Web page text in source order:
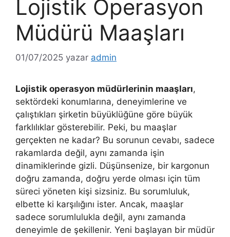
Lojistik Operasyon
Müdürü Maaşları
01/07/2025 yazar admin
Lojistik operasyon müdürlerinin maaşları,
sektördeki konumlarına, deneyimlerine ve
çalıştıkları şirketin büyüklüğüne göre büyük
farklılıklar gösterebilir. Peki, bu maaşlar
gerçekten ne kadar? Bu sorunun cevabı, sadece
rakamlarda değil, aynı zamanda işin
dinamiklerinde gizli. Düşünsenize, bir kargonun
doğru zamanda, doğru yerde olması için tüm
süreci yöneten kişi sizsiniz. Bu sorumluluk,
elbette ki karşılığını ister. Ancak, maaşlar
sadece sorumlulukla değil, aynı zamanda
deneyimle de şekillenir. Yeni başlayan bir müdür